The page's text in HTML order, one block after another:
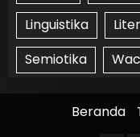
Linguistika
Semiotika
Beranda